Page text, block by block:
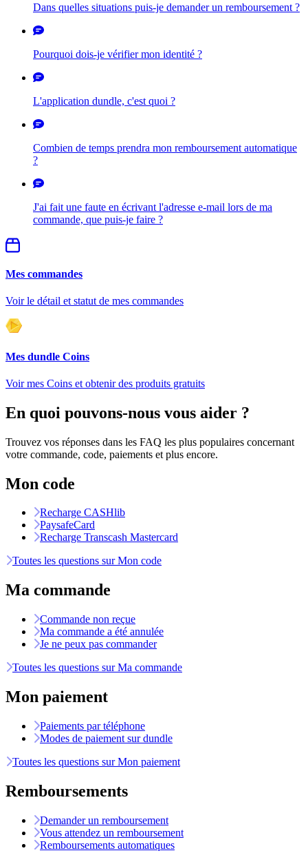
Dans quelles situations puis-je demander un remboursement ?
Pourquoi dois-je vérifier mon identité ?
L'application dundle, c'est quoi ?
Combien de temps prendra mon remboursement automatique
?
J'ai fait une faute en écrivant l'adresse e-mail lors de ma
commande, que puis-je faire ?
Mes commandes
Voir le détail et statut de mes commandes
Mes dundle Coins
Voir mes Coins et obtenir des produits gratuits
En quoi pouvons-nous vous aider ?
Trouvez vos réponses dans les FAQ les plus populaires concernant
votre commande, code, paiements et plus encore.
Mon code
Recharge CASHlib
PaysafeCard
Recharge Transcash Mastercard
Toutes les questions sur Mon code
Ma commande
Commande non reçue
Ma commande a été annulée
Je ne peux pas commander
Toutes les questions sur Ma commande
Mon paiement
Paiements par téléphone
Modes de paiement sur dundle
Toutes les questions sur Mon paiement
Remboursements
Demander un remboursement
Vous attendez un remboursement
Remboursements automatiques